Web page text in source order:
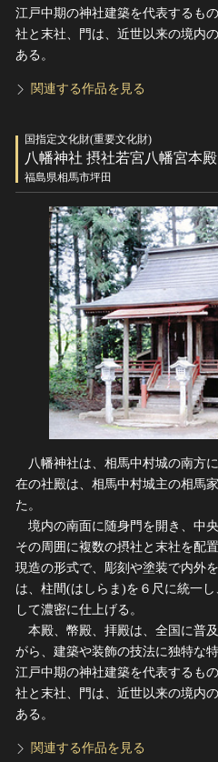
江戸中期の神社建築を代表するも
社と末社、門は、近世以来の境内
ある。
関連する作品を見る
国指定文化財(重要文化財)
八幡神社 摂社若宮八幡宮本殿
福島県相馬市坪田
八幡神社は、相馬中村城の南方
在の社殿は、相馬中村城主の相馬
た。
境内の南面に随身門を開き、中
その周囲に複数の摂社と末社を配
現造の形式で、彫刻や塗装で内外
は、柱間(はしらま)を６尺に統一
して濃密に仕上げる。
本殿、幣殿、拝殿は、全国に普
がら、建築や装飾の技法に独特な
江戸中期の神社建築を代表するも
社と末社、門は、近世以来の境内
ある。
関連する作品を見る